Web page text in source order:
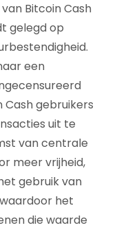
Bitcoin Cash
gelegd op
een
gebruikers
uit te
van centrale
meer vrijheid,
gebruik van
het
die waarde